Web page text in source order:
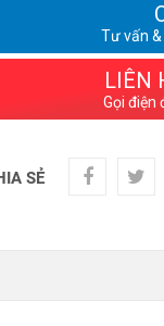
Tư vấn
LIÊN
Gọi điện
SẺ